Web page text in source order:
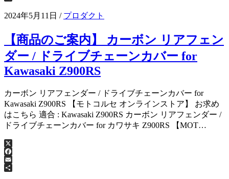
有
2024年5月11日 / プロダクト
【商品のご案内】 カーボン リアフェン
ダー / ドライブチェーンカバー for
Kawasaki Z900RS
カーボン リアフェンダー / ドライブチェーンカバー for
Kawasaki Z900RS 【モトコルセ オンラインストア】 お求め
はこちら 適合 : Kawasaki Z900RS カーボン リアフェンダー /
ドライブチェーンカバー for カワサキ Z900RS 【MOT…
X
Facebook
Email